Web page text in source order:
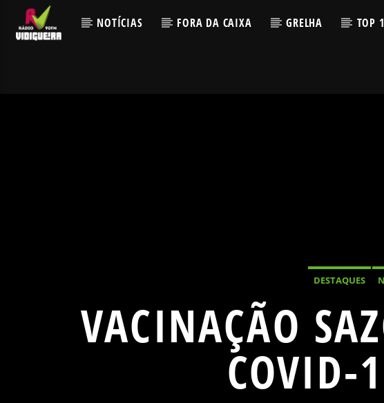
NOTÍCIAS FORA DA CAIXA GRELHA TOP
DESTAQUES
VACINAÇÃO
COVID-